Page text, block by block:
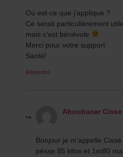
Où est-ce que j’applique ?
Ce serait particulièrement
mais c’est bénévole
Merci pour votre support
Santé!
Répondre
Aboubacar Cisse
Bonjour je m’appelle
pésse 85 kilos et 1m80